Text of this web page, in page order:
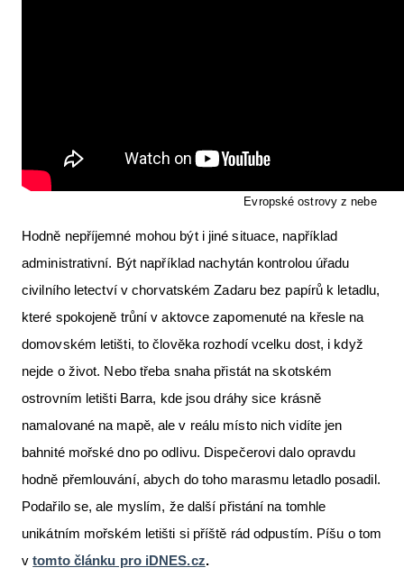
Evropské ostrovy z nebe
Hodně nepříjemné mohou být i jiné situace, například
administrativní. Být například nachytán kontrolou úřadu
civilního letectví v chorvatském Zadaru bez papírů k letadlu,
které spokojeně trůní v aktovce zapomenuté na křesle na
domovském letišti, to člověka rozhodí vcelku dost, i když
nejde o život. Nebo třeba snaha přistát na skotském
ostrovním letišti Barra, kde jsou dráhy sice krásně
namalované na mapě, ale v reálu místo nich vidíte jen
bahnité mořské dno po odlivu. Dispečerovi dalo opravdu
hodně přemlouvání, abych do toho marasmu letadlo posadil.
Podařilo se, ale myslím, že další přistání na tomhle
unikátním mořském letišti si příště rád odpustím. Píšu o tom
vtomto článku pro iDNES.cz.